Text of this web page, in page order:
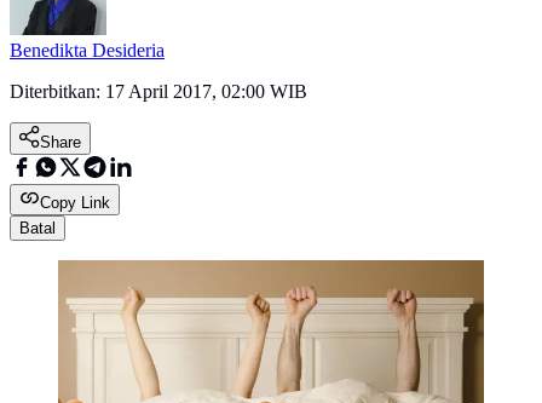
Benedikta Desideria
Diterbitkan: 17 April 2017, 02:00 WIB
Share
Copy Link
Batal